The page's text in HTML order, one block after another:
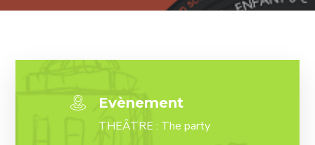
Evènement
THEÂTRE : The party